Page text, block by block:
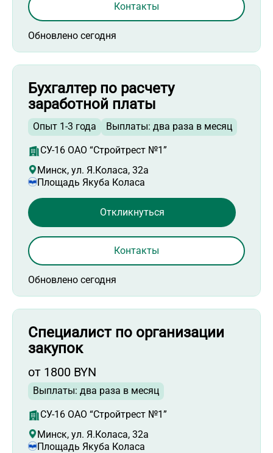
Обновлено сегодня
Контакты
Бухгалтер по расчету
заработной платы
Опыт 1-3 года Выплаты: два раза в месяц
СУ-16 ОАО “Стройтрест №1”
Минск, ул. Я.Коласа, 32а
Площадь Якуба Коласа
Обновлено сегодня
Откликнуться
Контакты
Специалист по организации
закупок
от 1800 BYN
Выплаты: два раза в месяц
СУ-16 ОАО “Стройтрест №1”
Минск, ул. Я.Коласа, 32а
Площадь Якуба Коласа